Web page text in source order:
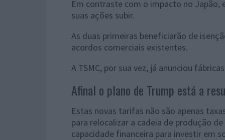
Em contraste com o impacto no Japão,
suas ações subir.
As duas primeiras beneficiarão de
acordos comerciais existentes.
A TSMC, por sua vez, já anunciou
Afinal o plano de Trump está a
Estas novas tarifas não são apenas
para relocalizar a cadeia de produção
capacidade financeira para investir em